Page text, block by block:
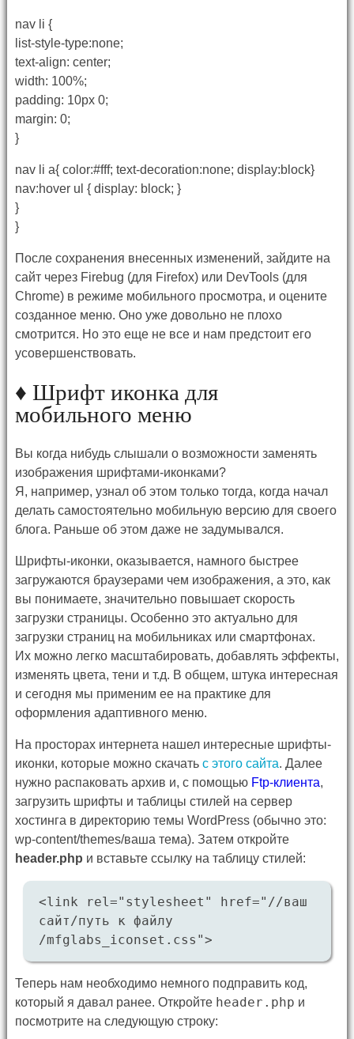
nav li {
list-style-type:none;
text-align: center;
width: 100%;
padding: 10px 0;
margin: 0;
}
nav li a{ color:#fff; text-decoration:none; display:block}
nav:hover ul { display: block; }
}
}
После сохранения внесенных изменений, зайдите на
сайт через Firebug (для Firefox) или DevTools (для
Chrome) в режиме мобильного просмотра, и оцените
созданное меню. Оно уже довольно не плохо
смотрится. Но это еще не все и нам предстоит его
усовершенствовать.
♦ Шрифт иконка для
мобильного меню
Вы когда нибудь слышали о возможности заменять
изображения шрифтами-иконками?
Я, например, узнал об этом только тогда, когда начал
делать самостоятельно мобильную версию для своего
блога. Раньше об этом даже не задумывался.
Шрифты-иконки, оказывается, намного быстрее
загружаются браузерами чем изображения, а это, как
вы понимаете, значительно повышает скорость
загрузки страницы. Особенно это актуально для
загрузки страниц на мобильниках или смартфонах.
Их можно легко масштабировать, добавлять эффекты,
изменять цвета, тени и т.д. В общем, штука интересная
и сегодня мы применим ее на практике для
оформления адаптивного меню.
На просторах интернета нашел интересные шрифты-
иконки, которые можно скачать с этого сайта. Далее
нужно распаковать архив и, с помощью Ftp-клиента,
загрузить шрифты и таблицы стилей на сервер
хостинга в директорию темы WordPress (обычно это:
wp-content/themes/ваша тема). Затем откройте
header.php и вставьте ссылку на таблицу стилей:
<link rel="stylesheet" href="//ваш
сайт/путь к файлу
/mfglabs_iconset.css">
Теперь нам необходимо немного подправить код,
который я давал ранее. Откройте header.php и
посмотрите на следующую строку: